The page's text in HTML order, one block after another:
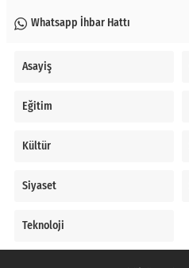
Whatsapp İhbar Hattı
Asayiş
Eğitim
Kültür
Siyaset
Teknoloji